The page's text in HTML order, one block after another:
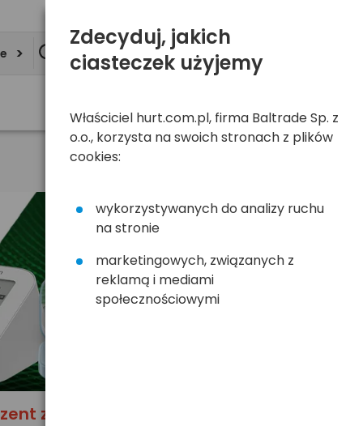
za 1 zł
Zdecyduj, jakich
ciasteczek użyjemy
Właściciel hurt.com.pl, firma Baltrade Sp. z
o.o., korzysta na swoich stronach z plików
cookies:
wykorzystywanych do analizy ruchu
na stronie
marketingowych, związanych z
reklamą i mediami
społecznościowymi